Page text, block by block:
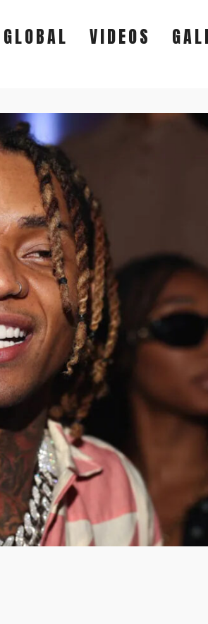
GLOBAL VIDEOS
EXCLUSIVE
GLOBAL
VIDEOS
GALLERY
LOGIN